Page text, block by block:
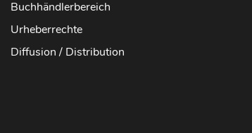
Buchhändlerbereich
Urheberrechte
Diffusion / Distribution